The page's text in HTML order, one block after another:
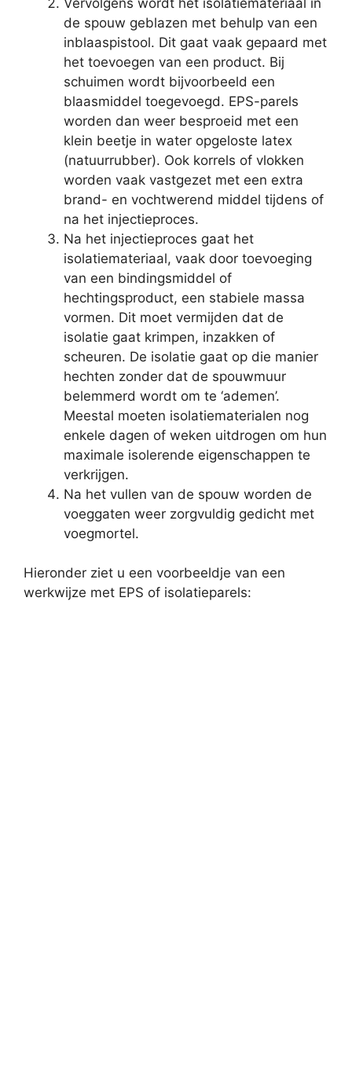
de spouw geblazen met behulp van een
inblaaspistool. Dit gaat vaak gepaard met
het toevoegen van een product. Bij
schuimen wordt bijvoorbeeld een
blaasmiddel toegevoegd. EPS-parels
worden dan weer besproeid met een
klein beetje in water opgeloste latex
(natuurrubber). Ook korrels of vlokken
worden vaak vastgezet met een extra
brand- en vochtwerend middel tijdens of
na het injectieproces.
Na het injectieproces gaat het
isolatiemateriaal, vaak door toevoeging
van een bindingsmiddel of
hechtingsproduct, een stabiele massa
vormen. Dit moet vermijden dat de
isolatie gaat krimpen, inzakken of
scheuren. De isolatie gaat op die manier
hechten zonder dat de spouwmuur
belemmerd wordt om te ‘ademen’.
Meestal moeten isolatiematerialen nog
enkele dagen of weken uitdrogen om hun
maximale isolerende eigenschappen te
verkrijgen.
Na het vullen van de spouw worden de
voeggaten weer zorgvuldig gedicht met
voegmortel.
Hieronder ziet u een voorbeeldje van een
werkwijze met EPS of isolatieparels: